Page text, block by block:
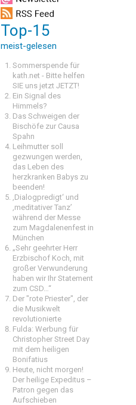
Top-15
meist-gelesen
Sommerspende für
kath.net - Bitte helfen
SIE uns jetzt JETZT!
Ein Signal des
Himmels?
Das Schweigen der
Bischöfe zur Causa
Spahn
Leihmutter soll
gezwungen werden,
das Leben des
herzkranken Babys zu
beenden!
‚Dialogpredigt‘ und
‚meditativer Tanz’
während der Messe
zum Magdalenenfest in
München
„Sehr geehrter Herr
Erzbischof Koch, mit
großer Verwunderung
haben wir Ihr Statement
zum CSD…“
Der "rote Priester", der
die Musikwelt
revolutionierte
Fulda: Werbung für
Christopher Street Day
mit dem heiligen
Bonifatius
Heute, nicht morgen!
Der heilige Expeditus –
Patron gegen das
Aufschieben